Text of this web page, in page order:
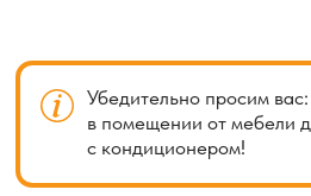
Укладка коммуникаций в штробу
(углубление в стене)